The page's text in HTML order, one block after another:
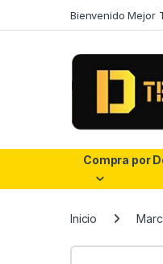
Bienvenido Mejor
Compra por
Inicio